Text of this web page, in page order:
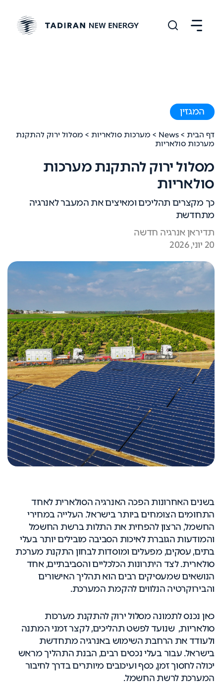
המגזין
דף הבית >
News
> מערכות סולאריות > מסלול ירוק להתקנת
מערכות סולאריות
מסלול ירוק להתקנת מערכות
סולאריות
כך מקצרים תהליכים ומאיצים את המעבר לאנרגיה
מתחדשת
תדיראן אנרגיה חדשה
20 יוני, 2026
בשנים האחרונות הפכה האנרגיה הסולארית לאחד
התחומים הצומחים ביותר בישראל. העלייה במחירי
החשמל, הרצון להפחית את התלות ברשת החשמל
והמודעות הגוברת לאיכות הסביבה מובילים יותר בעלי
בתים, עסקים, מפעלים ומוסדות לבחון התקנת מערכת
סולארית. לצד היתרונות הכלכליים והסביבתיים, אחד
הנושאים שמעסיקים רבים הוא תהליך האישורים
והבירוקרטיה הנלווים להקמת המערכת.
כאן נכנס לתמונה מסלול ירוק להתקנת מערכות
סולאריות, שנועד לפשט תהליכים, לקצר זמני המתנה
ולעודד את הרחבת השימוש באנרגיה מתחדשת
בישראל. עבור בעלי נכסים רבים, הבנת התהליך מראש
יכולה לחסוך זמן, כסף ועיכובים מיותרים בדרך לחיבור
המערכת לרשת החשמל.